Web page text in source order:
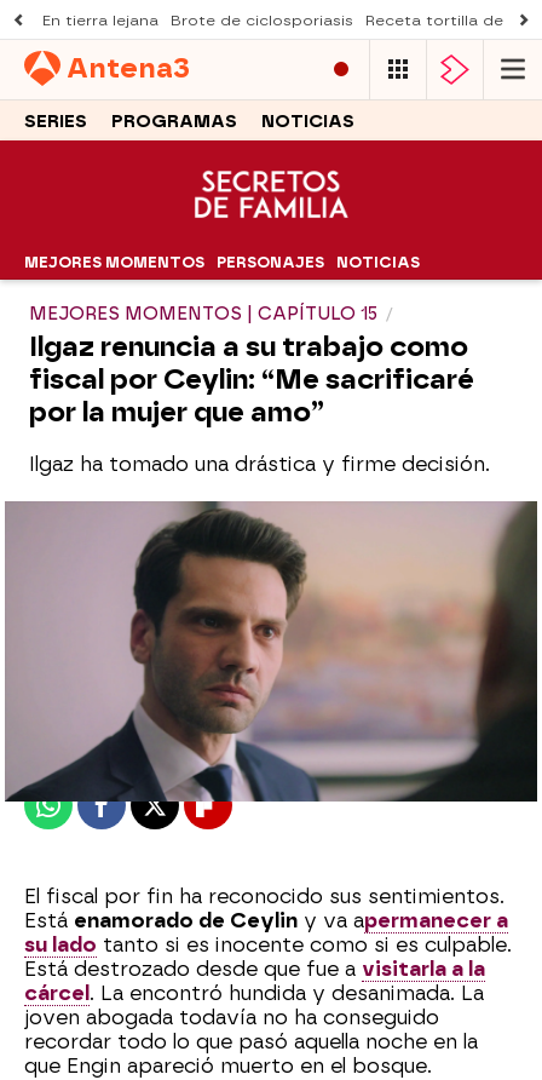
En tierra lejana Brote de ciclosporiasis Receta tortilla de
Antena3
SERIES PROGRAMAS NOTICIAS
MEJORES MOMENTOS PERSONAJES NOTICIAS
MEJORES MOMENTOS | CAPÍTULO 15
Ilgaz renuncia a su trabajo como
fiscal por Ceylin: “Me sacrificaré
por la mujer que amo”
Ilgaz ha tomado una drástica y firme decisión.
Julia Zapata López
Publicado: 16 de enero de 2023, 00:46
WhatsappFacebook
X Flipboard
El fiscal por fin ha reconocido sus sentimientos.
Está enamorado de Ceylin y va apermanecer a
su lado tanto si es inocente como si es culpable.
Está destrozado desde que fue a visitarla a la
cárcel . La encontró hundida y desanimada. La
joven abogada todavía no ha conseguido
recordar todo lo que pasó aquella noche en la
que Engin apareció muerto en el bosque.